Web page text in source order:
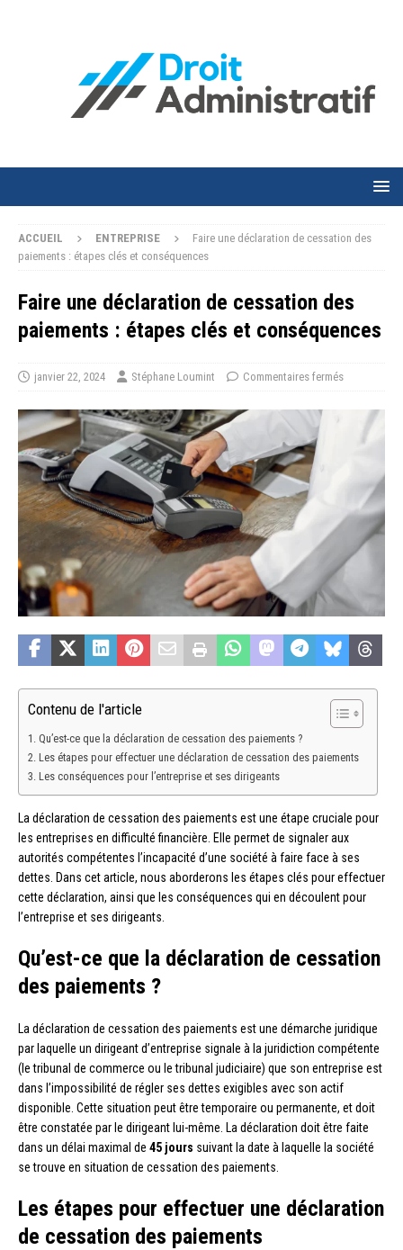
ACCUEIL ENTREPRISE
Faire une déclaration de cessation des
paiements : étapes clés et conséquences
Faire une déclaration de cessation des
paiements : étapes clés et conséquences
janvier 22, 2024 Stéphane Loumint Commentaires fermés
Contenu de l'article
Qu’est-ce que la déclaration de cessation des paiements ?
Les étapes pour effectuer une déclaration de cessation des paiements
Les conséquences pour l’entreprise et ses dirigeants
La déclaration de cessation des paiements est une étape cruciale pour
les entreprises en difficulté financière. Elle permet de signaler aux
autorités compétentes l’incapacité d’une société à faire face à ses
dettes. Dans cet article, nous aborderons les étapes clés pour effectuer
cette déclaration, ainsi que les conséquences qui en découlent pour
l’entreprise et ses dirigeants.
Qu’est-ce que la déclaration de cessation
des paiements ?
La déclaration de cessation des paiements est une démarche juridique
par laquelle un dirigeant d’entreprise signale à la juridiction compétente
(le tribunal de commerce ou le tribunal judiciaire) que son entreprise est
dans l’impossibilité de régler ses dettes exigibles avec son actif
disponible. Cette situation peut être temporaire ou permanente, et doit
être constatée par le dirigeant lui-même. La déclaration doit être faite
dans un délai maximal de 45 jours suivant la date à laquelle la société
se trouve en situation de cessation des paiements.
Les étapes pour effectuer une déclaration
de cessation des paiements